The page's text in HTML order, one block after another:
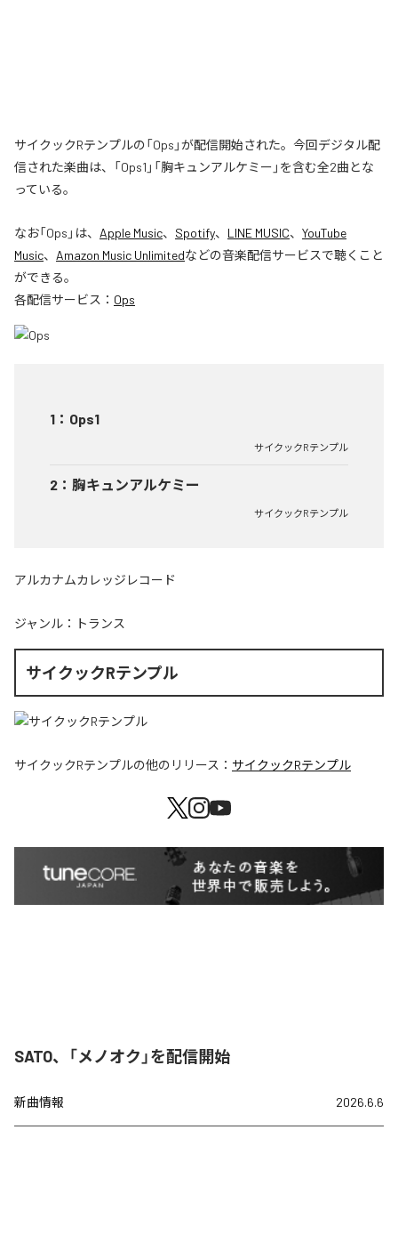
サイクックRテンプルの「Ops」が配信開始された。今回デジタル配
信された楽曲は、「Ops1」「胸キュンアルケミー」を含む全2曲とな
っている。
なお「Ops 」は、 Apple Music、 Spotify、 LINE MUSIC、 YouTube
Music、 Amazon Music Unlimitedなどの音楽配信サービスで聴くこと
ができる。
各配信サービス： Ops
1 ： Ops1
サイクックRテンプル
2 ： 胸キュンアルケミー
サイクックRテンプル
アルカナムカレッジレコード
ジャンル： トランス
サイクックRテンプル
サイクックRテンプルの他のリリース： サイクックRテンプル
SATO、「メノオク」を配信開始
新曲情報 2026.6.6